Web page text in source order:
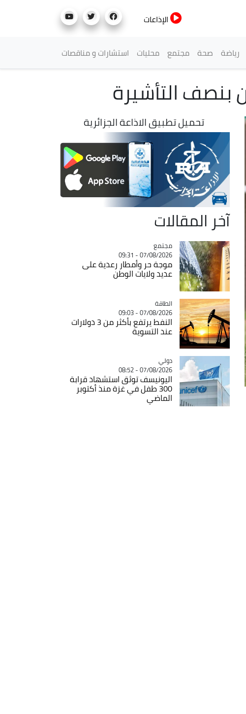
الإذاعات
رياضة صحة مجتمع محليات استشارات و مناقصات
تحميل تطبيق الاذاعة الجزائرية
آخر المقالات
Catégorie
مجتمع
07/08/2026 - 09:31
موجة حر وأمطار رعدية على
عديد ولايات الوطن
Catégorie
الطاقة
07/08/2026 - 09:03
النفط يرتفع بأكثر من 3 دولارات
عند التسوية
Catégorie
دولي
07/08/2026 - 08:52
اليونيسف توثق استشهاد قرابة
300 طفل في غزة منذ أكتوبر
الماضي